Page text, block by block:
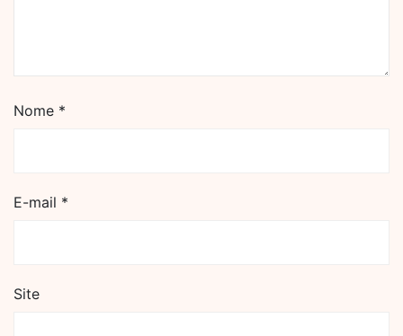
Nome *
E-mail *
Site